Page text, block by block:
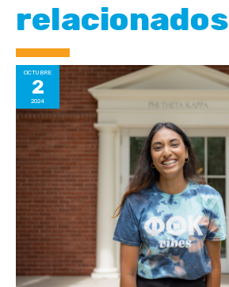
relacionados
OCTUBRE
2
2024